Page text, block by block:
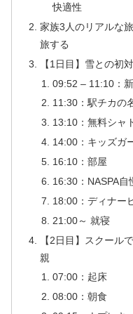
快適性
家族3人のリアルな
旅する
【1日目】雪との初
09:52 – 11:10：
11:30：駅チカの
13:10：無料シャ
14:00：キッズガ
16:10：部屋
16:30：NASPA自
18:00：ディナー
21:00～ 就寝
【2日目】スクール
親
07:00：起床
08:00：朝食